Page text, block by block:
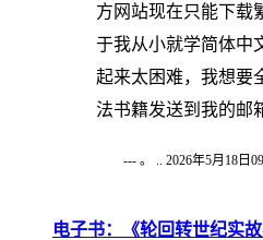
方网站现在只能下载
于我从小就学简体中
起来太困难，我想要
法书籍发送到我的邮
--- 。 .. 2026年5月18日
电子书：《轮回转世纪实故